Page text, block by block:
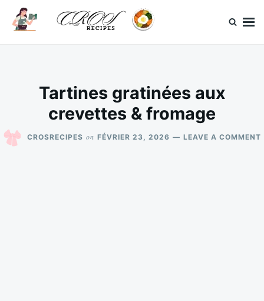
SkipSearch
for:
Tartines gratinées aux
crevettes & fromage
CROSRECIPES on FÉVRIER 23, 2026 LEAVE A COMMENT